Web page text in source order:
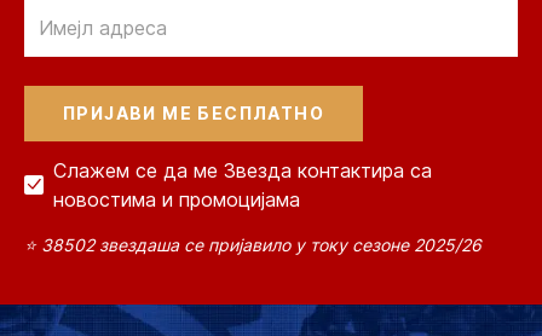
Слажем се да ме Звезда контактира са
новостима и промоцијама
⭐ 38502 звездаша се пријавило у току сезоне 2025/26